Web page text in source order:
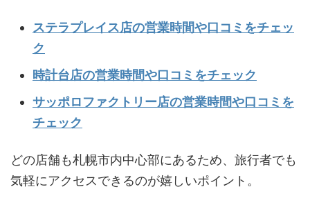
ステラプレイス店の営業時間や口コミをチェッ
ク
時計台店の営業時間や口コミをチェック
サッポロファクトリー店の営業時間や口コミを
チェック
どの店舗も札幌市内中心部にあるため、旅行者でも
気軽にアクセスできるのが嬉しいポイント。